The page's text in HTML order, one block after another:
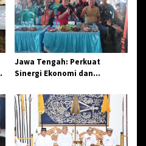
Jawa Tengah: Perkuat
Sinergi Ekonomi dan
Jangkar Gelar Halal Bi Halal
di Losari